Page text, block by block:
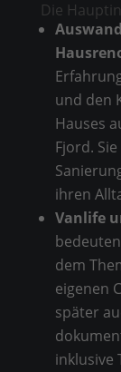
Die
und den
Hauses
Fjord.
ihren
Vanlife
dem
eigenen
später
inklusive